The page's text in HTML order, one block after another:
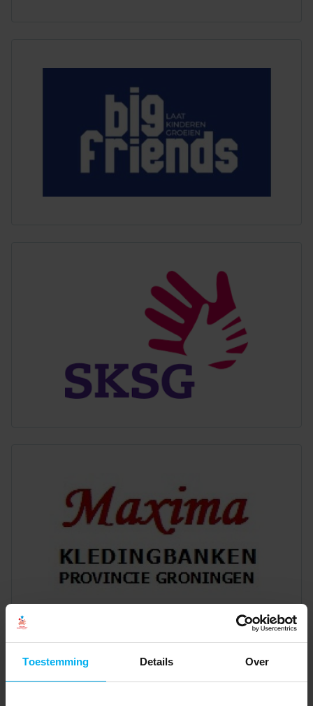
Toestemming Details Over